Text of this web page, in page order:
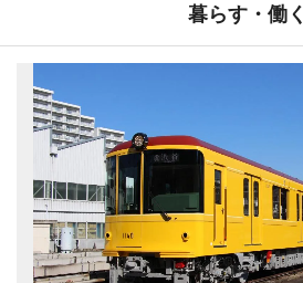
暮らす・働く